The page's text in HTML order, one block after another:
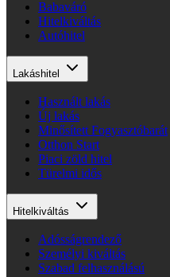
Babaváró
Hitelkiváltás
Autóhitel
Lakáshitel
Használt lakás
Új lakás
Minősített Fogyasztóbarát
Otthon Start
Piaci zöld hitel
Türelmi idős
Hitelkiváltás
Adósságrendező
Személyi kiváltás
Szabad felhasználású